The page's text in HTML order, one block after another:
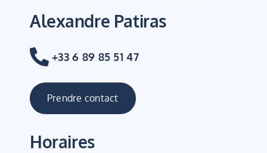
Alexandre Patiras
+33 6 89 85 51 47
Prendre contact
Horaires